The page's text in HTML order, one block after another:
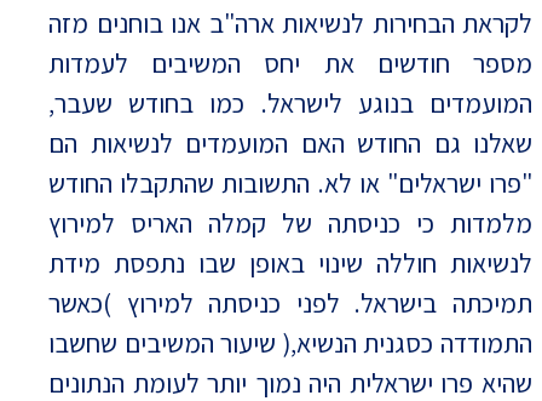
לקראת הבחירות לנשיאות ארה"ב אנו בוחנים מזה
מספר חודשים את יחס המשיבים לעמדות
המועמדים בנוגע לישראל. כמו בחודש שעבר,
שאלנו גם החודש האם המועמדים לנשיאות הם
"פרו ישראלים" או לא. התשובות שהתקבלו החודש
מלמדות כי כניסתה של קמלה האריס למירוץ
לנשיאות חוללה שינוי באופן שבו נתפסת מידת
תמיכתה בישראל. לפני כניסתה למירוץ )כאשר
התמודדה כסגנית הנשיא,( שיעור המשיבים שחשבו
שהיא פרו ישראלית היה נמוך יותר לעומת הנתונים